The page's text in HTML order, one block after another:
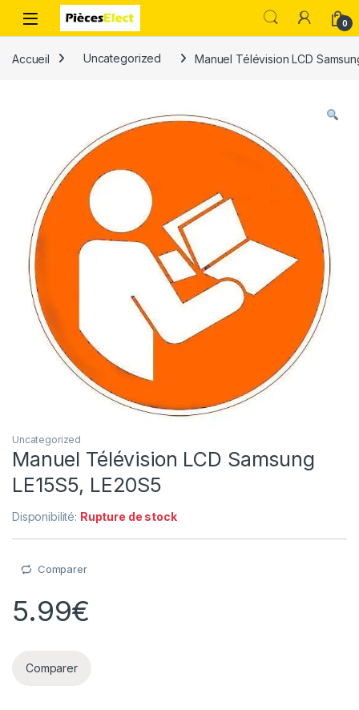
0
Accueil Uncategorized Manuel Télévision LCD
Uncategorized
Manuel Télévision LCD Samsung
LE15S5, LE20S5
Disponibilité: Rupture de stock
Comparer
5.99€
Comparer